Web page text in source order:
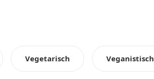
Vegetarisch Veganistisch